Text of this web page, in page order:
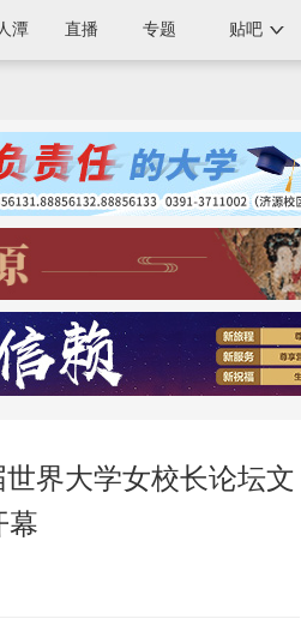
潭 直播 专题 贴吧
界大学女校长论坛文
幕